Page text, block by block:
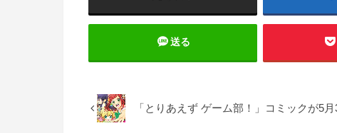
送る
「とりあえず ゲーム部！」コミックが5